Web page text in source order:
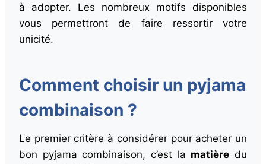
à adopter. Les nombreux motifs disponibles
vous permettront de faire ressortir votre
unicité.
Comment choisir un pyjama
combinaison ?
Le premier critère à considérer pour acheter un
bon pyjama combinaison, c’est la matière du